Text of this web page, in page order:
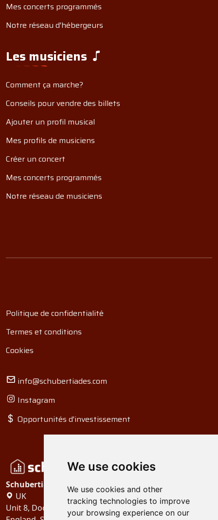
We use cookies
We use cookies and other
tracking technologies to improve
your browsing experience on our
Mes concerts programmés
Notre réseau d'hébergeurs
Les musiciens
Comment ça marche?
Conseils pour vendre des billets
Ajouter un profil musical
Mes profils de musiciens
Créer un concert
Mes concerts programmés
Notre réseau de musiciens
Politique de confidentialité
Termes et conditions
Cookies
info@schubertiades.com
Instagram
Opportunités d'investissement
Schubertiades, Ltd.
UK
Unit 8, Dock Offices, Surrey Quays Road, London